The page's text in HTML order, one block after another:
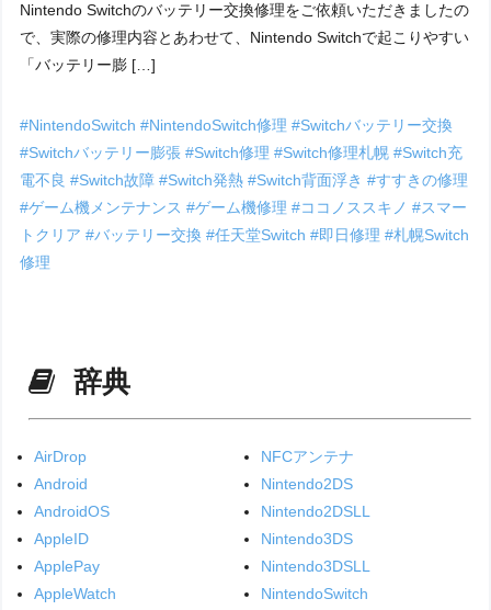
Nintendo Switchのバッテリー交換修理をご依頼いただきましたの
で、実際の修理内容とあわせて、Nintendo Switchで起こりやすい
「バッテリー膨 […]
#NintendoSwitch#NintendoSwitch修理#Switchバッテリー交換
#Switchバッテリー膨張#Switch修理#Switch修理札幌#Switch充
電不良#Switch故障#Switch発熱#Switch背面浮き#すすきの修理
#ゲーム機メンテナンス#ゲーム機修理#ココノススキノ#スマー
トクリア#バッテリー交換#任天堂Switch#即日修理#札幌Switch
修理
辞典
AirDrop
Android
AndroidOS
AppleID
ApplePay
AppleWatch
NFCアンテナ
Nintendo2DS
Nintendo2DSLL
Nintendo3DS
Nintendo3DSLL
NintendoSwitch